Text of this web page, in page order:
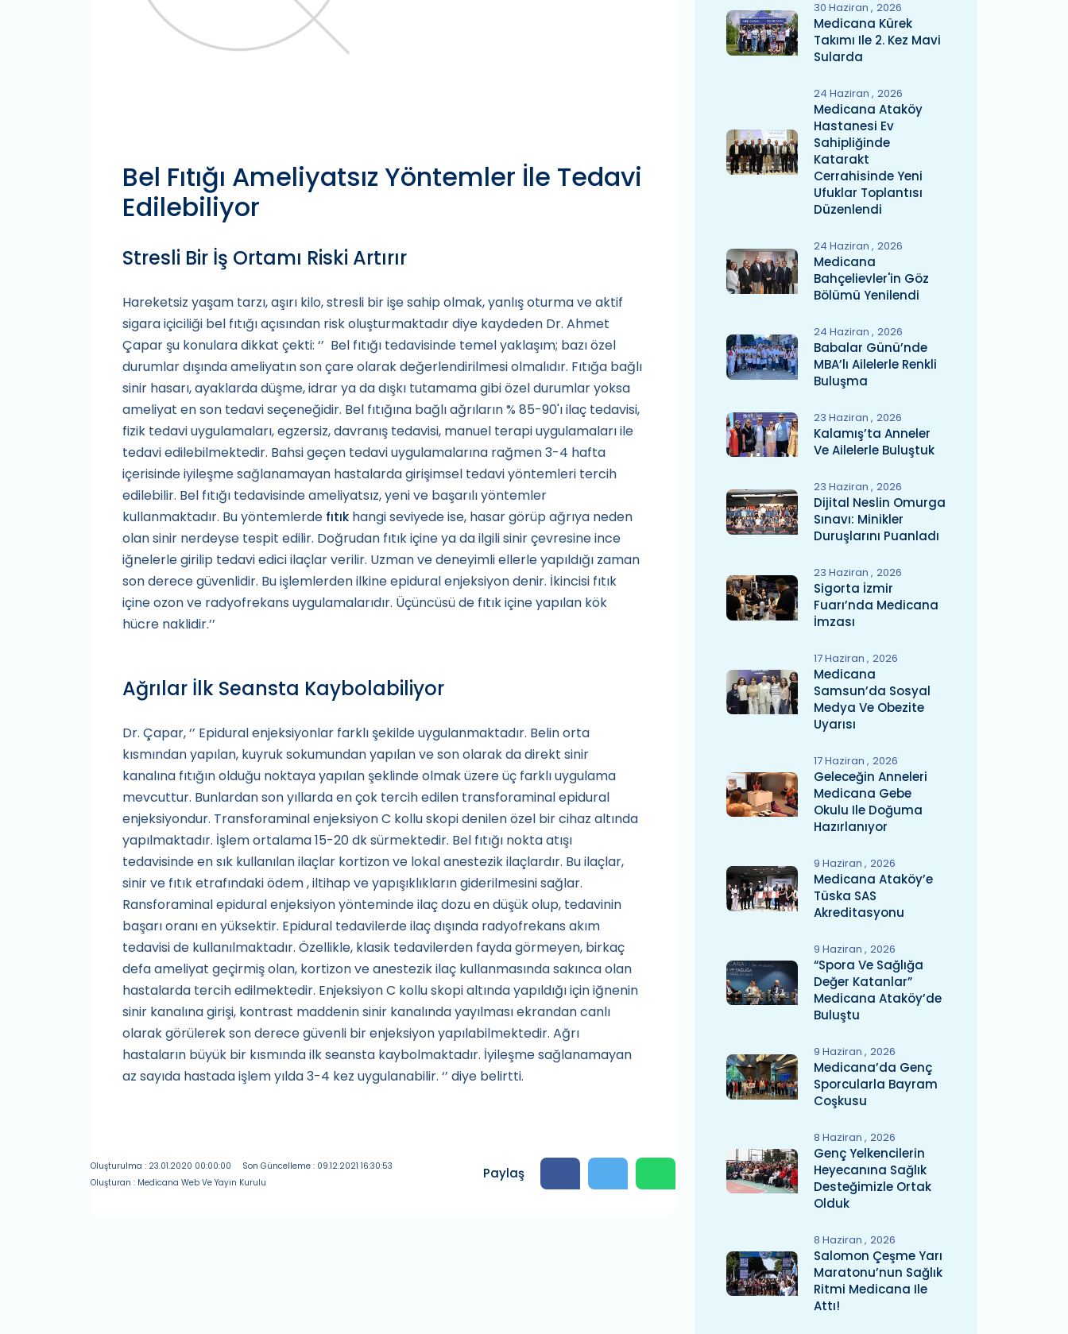
Bel Fıtığı Ameliyatsız Yöntemler İle Tedavi
Edilebiliyor
Stresli Bir İş Ortamı Riski Artırır
Hareketsiz yaşam tarzı, aşırı kilo, stresli bir işe sahip olmak, yanlış oturma ve aktif
sigara içiciliği bel fıtığı açısından risk oluşturmaktadır diye kaydeden Dr. Ahmet
Çapar şu konulara dikkat çekti: ‘’ Bel fıtığı tedavisinde temel yaklaşım; bazı özel
durumlar dışında ameliyatın son çare olarak değerlendirilmesi olmalıdır. Fıtığa bağlı
sinir hasarı, ayaklarda düşme, idrar ya da dışkı tutamama gibi özel durumlar yoksa
ameliyat en son tedavi seçeneğidir. Bel fıtığına bağlı ağrıların % 85-90'ı ilaç tedavisi,
fizik tedavi uygulamaları, egzersiz, davranış tedavisi, manuel terapi uygulamaları ile
tedavi edilebilmektedir. Bahsi geçen tedavi uygulamalarına rağmen 3-4 hafta
içerisinde iyileşme sağlanamayan hastalarda girişimsel tedavi yöntemleri tercih
edilebilir. Bel fıtığı tedavisinde ameliyatsız, yeni ve başarılı yöntemler
kullanmaktadır. Bu yöntemlerde fıtık hangi seviyede ise, hasar görüp ağrıya neden
olan sinir nerdeyse tespit edilir. Doğrudan fıtık içine ya da ilgili sinir çevresine ince
iğnelerle girilip tedavi edici ilaçlar verilir. Uzman ve deneyimli ellerle yapıldığı zaman
son derece güvenlidir. Bu işlemlerden ilkine epidural enjeksiyon denir. İkincisi fıtık
içine ozon ve radyofrekans uygulamalarıdır. Üçüncüsü de fıtık içine yapılan kök
hücre naklidir.’’
Ağrılar İlk Seansta Kaybolabiliyor
Dr. Çapar, ‘’ Epidural enjeksiyonlar farklı şekilde uygulanmaktadır. Belin orta
kısmından yapılan, kuyruk sokumundan yapılan ve son olarak da direkt sinir
kanalına fıtığın olduğu noktaya yapılan şeklinde olmak üzere üç farklı uygulama
mevcuttur. Bunlardan son yıllarda en çok tercih edilen transforaminal epidural
enjeksiyondur. Transforaminal enjeksiyon C kollu skopi denilen özel bir cihaz altında
yapılmaktadır. İşlem ortalama 15-20 dk sürmektedir. Bel fıtığı nokta atışı
tedavisinde en sık kullanılan ilaçlar kortizon ve lokal anestezik ilaçlardır. Bu ilaçlar,
sinir ve fıtık etrafındaki ödem , iltihap ve yapışıklıkların giderilmesini sağlar.
Ransforaminal epidural enjeksiyon yönteminde ilaç dozu en düşük olup, tedavinin
başarı oranı en yüksektir. Epidural tedavilerde ilaç dışında radyofrekans akım
tedavisi de kullanılmaktadır. Özellikle, klasik tedavilerden fayda görmeyen, birkaç
defa ameliyat geçirmiş olan, kortizon ve anestezik ilaç kullanmasında sakınca olan
hastalarda tercih edilmektedir. Enjeksiyon C kollu skopi altında yapıldığı için iğnenin
sinir kanalına girişi, kontrast maddenin sinir kanalında yayılması ekrandan canlı
olarak görülerek son derece güvenli bir enjeksiyon yapılabilmektedir. Ağrı
hastaların büyük bir kısmında ilk seansta kaybolmaktadır. İyileşme sağlanamayan
az sayıda hastada işlem yılda 3-4 kez uygulanabilir. ‘’ diye belirtti.
Oluşturulma : 23.01.2020 00:00:00
Son Güncelleme : 09.12.2021 16:30:53
Oluşturan : Medicana Web Ve Yayın Kurulu
Paylaş
30 Haziran 2026
Medicana Kürek
Takımı Ile 2. Kez Mavi
Sularda
24 Haziran 2026
Medicana Ataköy
Hastanesi Ev
Sahipliğinde
Katarakt
Cerrahisinde Yeni
Ufuklar Toplantısı
Düzenlendi
24 Haziran 2026
Medicana
Bahçelievler'in Göz
Bölümü Yenilendi
24 Haziran 2026
Babalar Günü’nde
MBA’lı Ailelerle Renkli
Buluşma
23 Haziran 2026
Kalamış’ta Anneler
Ve Ailelerle Buluştuk
23 Haziran 2026
Dijital Neslin Omurga
Sınavı: Minikler
Duruşlarını Puanladı
23 Haziran 2026
Sigorta İzmir
Fuarı’nda Medicana
İmzası
17 Haziran 2026
Medicana
Samsun’da Sosyal
Medya Ve Obezite
Uyarısı
17 Haziran 2026
Geleceğin Anneleri
Medicana Gebe
Okulu Ile Doğuma
Hazırlanıyor
9 Haziran 2026
Medicana Ataköy’e
Tüska SAS
Akreditasyonu
9 Haziran 2026
“Spora Ve Sağlığa
Değer Katanlar”
Medicana Ataköy’de
Buluştu
9 Haziran 2026
Medicana’da Genç
Sporcularla Bayram
Coşkusu
8 Haziran 2026
Genç Yelkencilerin
Heyecanına Sağlık
Desteğimizle Ortak
Olduk
8 Haziran 2026
Salomon Çeşme Yarı
Maratonu’nun Sağlık
Ritmi Medicana Ile
Attı!